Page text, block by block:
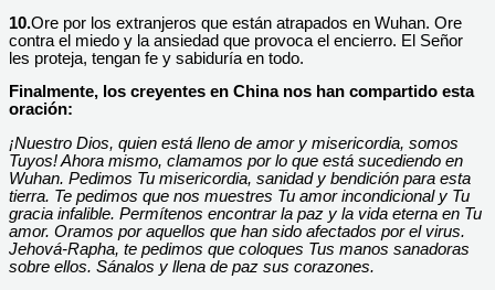
10.Ore por los extranjeros que están atrapados en Wuhan. Ore
contra el miedo y la ansiedad que provoca el encierro. El Señor
les proteja, tengan fe y sabiduría en todo.
Finalmente, los creyentes en China nos han compartido esta
oración:
¡Nuestro Dios, quien está lleno de amor y misericordia, somos
Tuyos! Ahora mismo, clamamos por lo que está sucediendo en
Wuhan. Pedimos Tu misericordia, sanidad y bendición para esta
tierra. Te pedimos que nos muestres Tu amor incondicional y Tu
gracia infalible. Permítenos encontrar la paz y la vida eterna en Tu
amor. Oramos por aquellos que han sido afectados por el virus.
Jehová-Rapha, te pedimos que coloques Tus manos sanadoras
sobre ellos. Sánalos y llena de paz sus corazones.